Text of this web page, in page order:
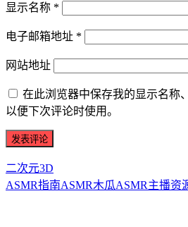
显示名称 *
电子邮箱地址 *
网站地址
在此浏览器中保存我的显示名称
以便下次评论时使用。
二次元3D
ASMR指南ASMR木瓜ASMR主播资